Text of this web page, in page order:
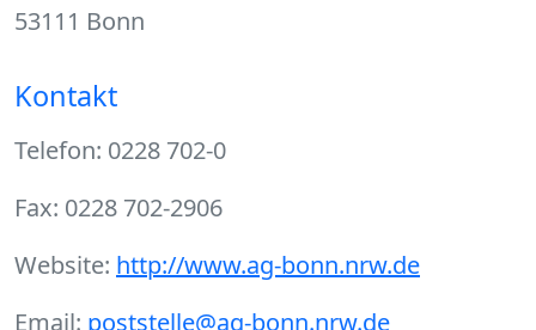
53111 Bonn
Kontakt
Telefon: 0228 702-0
Fax: 0228 702-2906
Website: http://www.ag-bonn.nrw.de
Email: poststelle@ag-bonn.nrw.de